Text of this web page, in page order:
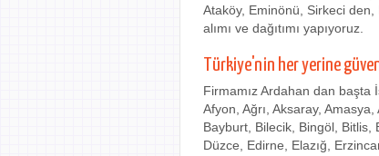
Ataköy, Eminönü, Sirkeci
alımı ve dağıtımı yapıyoruz.
Türkiye'nin her yerine
Firmamız Ardahan dan başta
Afyon, Ağrı, Aksaray,
Bayburt, Bilecik, Bingöl, Bitlis,
Düzce, Edirne, Elazığ,